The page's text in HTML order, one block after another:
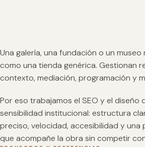
Una galería, una fundación o un museo
como una tienda genérica. Gestionan
contexto, mediación, programación y
Por eso trabajamos el SEO y el diseño
sensibilidad institucional: estructura
preciso, velocidad, accesibilidad y una
que acompañe la obra sin competir